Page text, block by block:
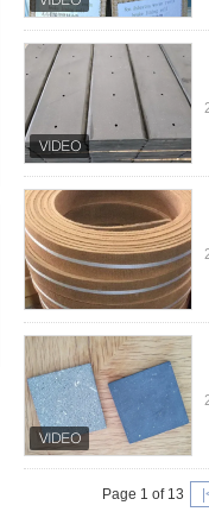
Page 1 of 13